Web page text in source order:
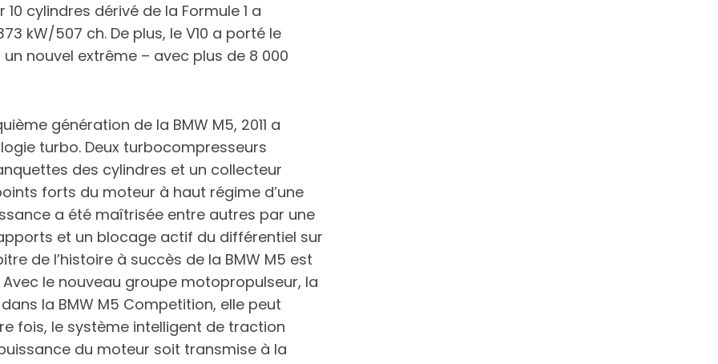
cylindres dérivé de la Formule 1 a
kW/507 ch. De plus, le V10 a porté le
nouvel extrême – avec plus de 8 000
génération de la BMW M5, 2011 a
turbo. Deux turbocompresseurs
des cylindres et un collecteur
forts du moteur à haut régime d’une
a été maîtrisée entre autres par une
et un blocage actif du différentiel sur
de l’histoire à succès de la BMW M5 est
le nouveau groupe motopropulseur, la
la BMW M5 Competition, elle peut
fois, le système intelligent de traction
du moteur soit transmise à la